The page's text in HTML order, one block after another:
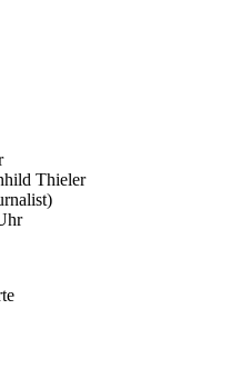
Thieler